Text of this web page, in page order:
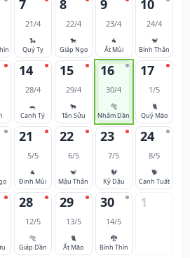
7
21/4
🐍
Quý Tỵ
8
22/4
🐎
Giáp Ngọ
9
23/4
🐐
Ất Mùi
10
24/4
🐒
Bính Thân
14
28/4
🐀
Canh Tý
15
29/4
🐂
Tân Sửu
16
30/4
🐅
Nhâm Dần
17
1/5
🐈
Quý Mão
21
5/5
🐐
Đinh Mùi
22
6/5
🐒
Mậu Thân
23
7/5
🐓
Kỷ Dậu
24
8/5
🐕
Canh Tuất
28
12/5
🐅
Giáp Dần
29
13/5
🐈
Ất Mão
30
14/5
🐉
Bính Thìn
1